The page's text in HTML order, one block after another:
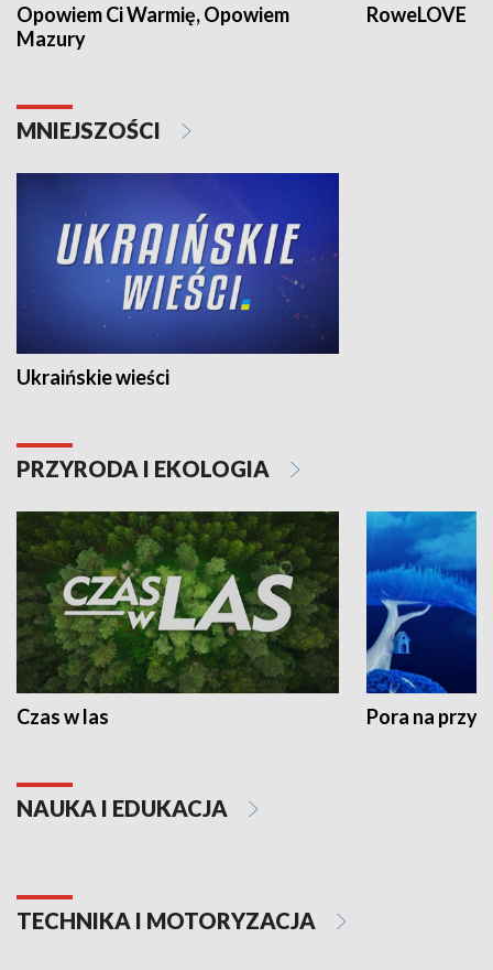
Opowiem Ci Warmię, Opowiem
Mazury
RoweLOVE
MNIEJSZOŚCI
Ukraińskie wieści
PRZYRODA I EKOLOGIA
Czas w las Pora na
NAUKA I EDUKACJA
TECHNIKA I MOTORYZACJA